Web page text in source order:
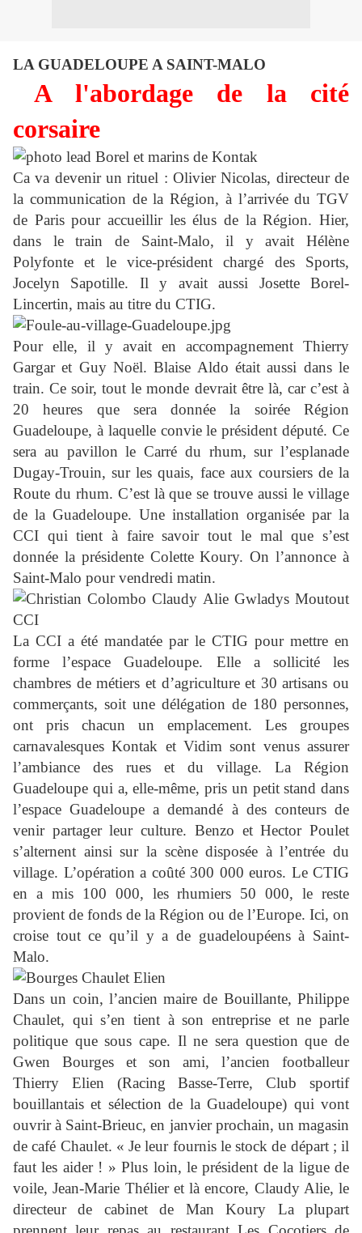
LA GUADELOUPE A SAINT-MALO
A l'abordage de la cité
corsaire
Ca va devenir un rituel : Olivier Nicolas, directeur de
la communication de la Région, à l’arrivée du TGV
de Paris pour accueillir les élus de la Région. Hier,
dans le train de Saint-Malo, il y avait Hélène
Polyfonte et le vice-président chargé des Sports,
Jocelyn Sapotille. Il y avait aussi Josette Borel-
Lincertin, mais au titre du CTIG.
Pour elle, il y avait en accompagnement Thierry
Gargar et Guy Noël. Blaise Aldo était aussi dans le
train. Ce soir, tout le monde devrait être là, car c’est à
20 heures que sera donnée la soirée Région
Guadeloupe, à laquelle convie le président député. Ce
sera au pavillon le Carré du rhum, sur l’esplanade
Dugay-Trouin, sur les quais, face aux coursiers de la
Route du rhum. C’est là que se trouve aussi le village
de la Guadeloupe. Une installation organisée par la
CCI qui tient à faire savoir tout le mal que s’est
donnée la présidente Colette Koury. On l’annonce à
Saint-Malo pour vendredi matin.
La CCI a été mandatée par le CTIG pour mettre en
forme l’espace Guadeloupe. Elle a sollicité les
chambres de métiers et d’agriculture et 30 artisans ou
commerçants, soit une délégation de 180 personnes,
ont pris chacun un emplacement. Les groupes
carnavalesques Kontak et Vidim sont venus assurer
l’ambiance des rues et du village. La Région
Guadeloupe qui a, elle-même, pris un petit stand dans
l’espace Guadeloupe a demandé à des conteurs de
venir partager leur culture. Benzo et Hector Poulet
s’alternent ainsi sur la scène disposée à l’entrée du
village. L’opération a coûté 300 000 euros. Le CTIG
en a mis 100 000, les rhumiers 50 000, le reste
provient de fonds de la Région ou de l’Europe. Ici, on
croise tout ce qu’il y a de guadeloupéens à Saint-
Malo.
Dans un coin, l’ancien maire de Bouillante, Philippe
Chaulet, qui s’en tient à son entreprise et ne parle
politique que sous cape. Il ne sera question que de
Gwen Bourges et son ami, l’ancien footballeur
Thierry Elien (Racing Basse-Terre, Club sportif
bouillantais et sélection de la Guadeloupe) qui vont
ouvrir à Saint-Brieuc, en janvier prochain, un magasin
de café Chaulet. « Je leur fournis le stock de départ ; il
faut les aider ! » Plus loin, le président de la ligue de
voile, Jean-Marie Thélier et là encore, Claudy Alie, le
directeur de cabinet de Man Koury La plupart